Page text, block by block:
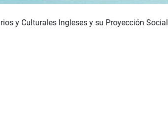
y Culturales Ingleses y su Proyección Social